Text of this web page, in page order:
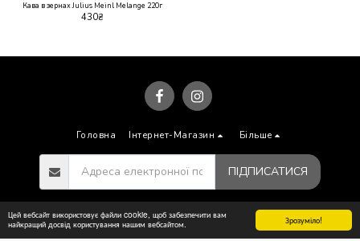
Зрозуміло!
Цей вебсайт використовує файли cookie, щоб забезпечити вам
найкращий досвід користування нашим вебсайтом.
Кава в зернах Julius Meinl Melange 220г
430₴
Головна Інтернет-Магазин Більше
ПІДПИСАТИСЯ
monotechnik.com.ua